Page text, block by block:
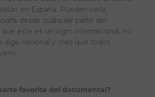
en España. Pueden verla,
desde cualquier parte del
este es un logro internacional, no
algo nacional y creo que todos
favorita del documental?